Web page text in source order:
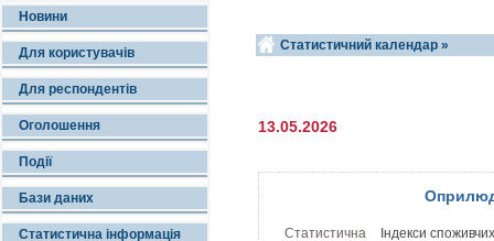
Новини
Для користувачів
Для респондентів
Оголошення
Події
Бази даних
Статистична інформація
Статистичний календар »
13.05.2026
Статистична
Індекси